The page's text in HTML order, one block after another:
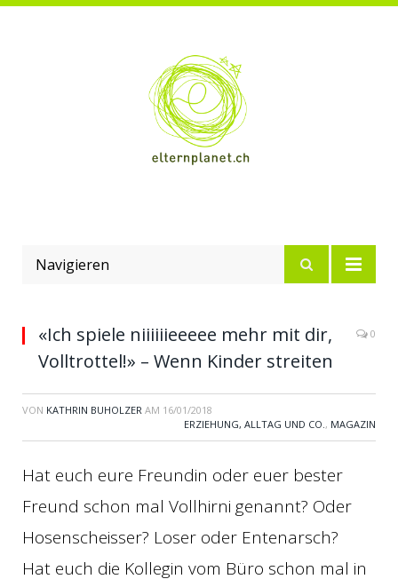
Navigieren
«Ich spiele niiiiiieeeee mehr mit dir,
Volltrottel!» – Wenn Kinder streiten
0
VON KATHRIN BUHOLZER AM 16/01/2018
ERZIEHUNG, ALLTAG UND CO., MAGAZIN
Hat euch eure Freundin oder euer bester
Freund schon mal Vollhirni genannt? Oder
Hosenscheisser? Loser oder Entenarsch?
Hat euch die Kollegin vom Büro schon mal in